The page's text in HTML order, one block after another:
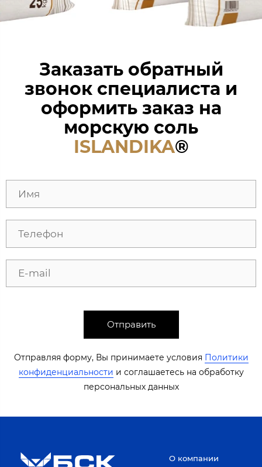
Заказать обратный
звонок специалиста и
оформить заказ на
морскую соль
ISLANDIKA®
Отправить
Отправляя форму, Вы принимаете условия Политики
конфиденциальности ​​​ и соглашаетесь на обработку
персональных данных​​
О компании